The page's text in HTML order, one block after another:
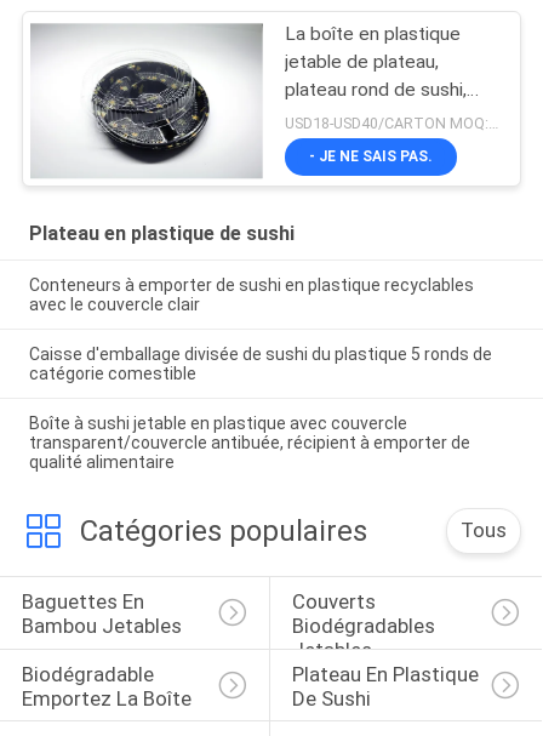
La boîte en plastique
jetable de plateau,
plateau rond de sushi,
emportent le plateau de
nourriture
- JE NE SAIS PAS.
Plateau en plastique de sushi
Conteneurs à emporter de sushi en plastique recyclables
avec le couvercle clair
Caisse d'emballage divisée de sushi du plastique 5 ronds de
catégorie comestible
Boîte à sushi jetable en plastique avec couvercle
transparent/couvercle antibuée, récipient à emporter de
qualité alimentaire
Catégories populaires Tous
Baguettes En
Bambou Jetables
Couverts
Biodégradables
Jetables
Biodégradable
Emportez La Boîte
Plateau En Plastique
De Sushi